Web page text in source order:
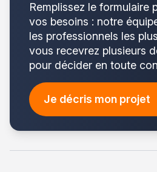
Remplissez le formulaire
vos besoins : notre
les professionnels les
vous recevrez plusieurs
pour décider en toute
Je décris mon projet